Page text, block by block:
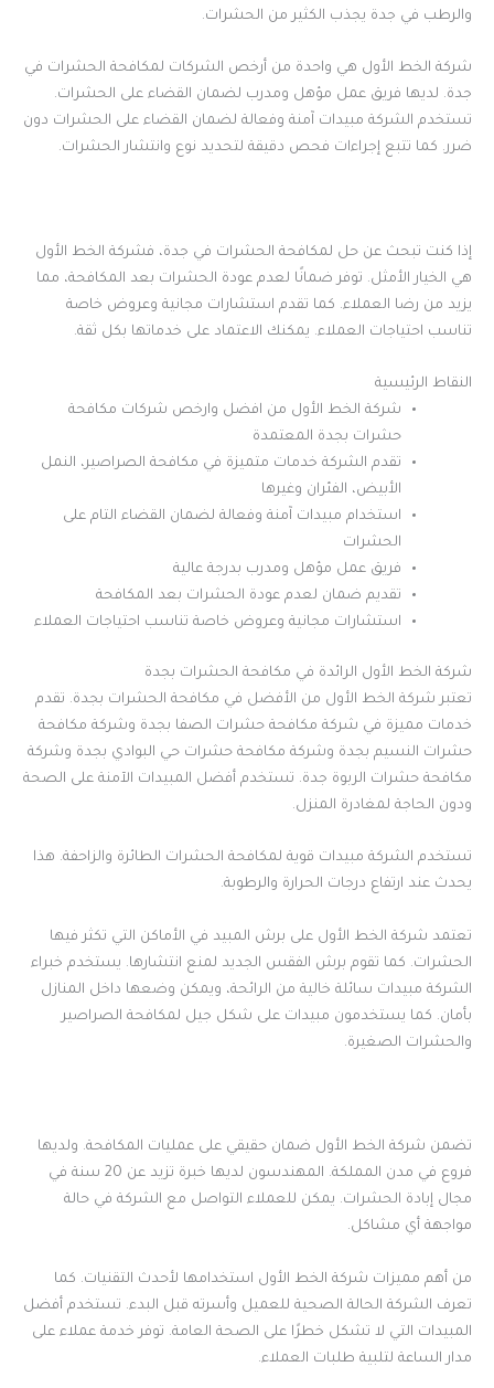
والرطب في جدة يجذب الكثير من الحشرات.
شركة الخط الأول هي واحدة من أرخص الشركات لمكافحة الحشرات في
جدة. لديها فريق عمل مؤهل ومدرب لضمان القضاء على الحشرات.
تستخدم الشركة مبيدات آمنة وفعالة لضمان القضاء على الحشرات دون
ضرر. كما تتبع إجراءات فحص دقيقة لتحديد نوع وانتشار الحشرات.
إذا كنت تبحث عن حل لمكافحة الحشرات في جدة، فشركة الخط الأول
هي الخيار الأمثل. توفر ضمانًا لعدم عودة الحشرات بعد المكافحة، مما
يزيد من رضا العملاء. كما تقدم استشارات مجانية وعروض خاصة
تناسب احتياجات العملاء. يمكنك الاعتماد على خدماتها بكل ثقة.
النقاط الرئيسية
شركة الخط الأول من افضل وارخص شركات مكافحة
حشرات بجدة المعتمدة
تقدم الشركة خدمات متميزة في مكافحة الصراصير، النمل
الأبيض، الفئران وغيرها
استخدام مبيدات آمنة وفعالة لضمان القضاء التام على
الحشرات
فريق عمل مؤهل ومدرب بدرجة عالية
تقديم ضمان لعدم عودة الحشرات بعد المكافحة
استشارات مجانية وعروض خاصة تناسب احتياجات العملاء
شركة الخط الأول الرائدة في مكافحة الحشرات بجدة
تعتبر شركة الخط الأول من الأفضل في مكافحة الحشرات بجدة. تقدم
خدمات مميزة في شركة مكافحة حشرات الصفا بجدة وشركة مكافحة
حشرات النسيم بجدة وشركة مكافحة حشرات حي البوادي بجدة وشركة
مكافحة حشرات الربوة جدة. تستخدم أفضل المبيدات الآمنة على الصحة
ودون الحاجة لمغادرة المنزل.
تستخدم الشركة مبيدات قوية لمكافحة الحشرات الطائرة والزاحفة. هذا
يحدث عند ارتفاع درجات الحرارة والرطوبة.
تعتمد شركة الخط الأول على برش المبيد في الأماكن التي تكثر فيها
الحشرات. كما تقوم برش الفقس الجديد لمنع انتشارها. يستخدم خبراء
الشركة مبيدات سائلة خالية من الرائحة، ويمكن وضعها داخل المنازل
بأمان. كما يستخدمون مبيدات على شكل جيل لمكافحة الصراصير
والحشرات الصغيرة.
تضمن شركة الخط الأول ضمان حقيقي على عمليات المكافحة. ولديها
فروع في مدن المملكة. المهندسون لديها خبرة تزيد عن 20 سنة في
مجال إبادة الحشرات. يمكن للعملاء التواصل مع الشركة في حالة
مواجهة أي مشاكل.
من أهم مميزات شركة الخط الأول استخدامها لأحدث التقنيات. كما
تعرف الشركة الحالة الصحية للعميل وأسرته قبل البدء. تستخدم أفضل
المبيدات التي لا تشكل خطرًا على الصحة العامة. توفر خدمة عملاء على
مدار الساعة لتلبية طلبات العملاء.